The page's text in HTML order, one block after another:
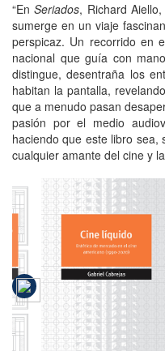
“EnSeriados, Richard
sumerge en un viaje
perspicaz. Un recorrido en
nacional que guía con
distingue, desentraña los
habitan la pantalla,
que a menudo pasan
pasión por el medio
haciendo que este libro
cualquier amante del cine y
Cine líquido